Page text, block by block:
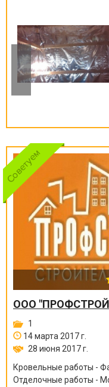
ООО
1
14 марта 2017 г.
28 июня 2017 г.
Кровельные работы -
Отделочные работы -